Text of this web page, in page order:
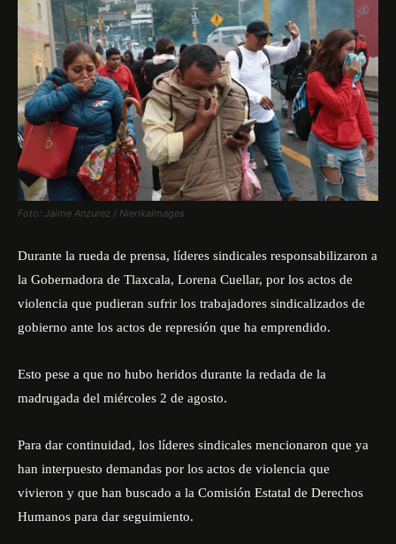
Foto: Jaime Anzurez / NierikaImages
Durante la rueda de prensa, líderes sindicales responsabilizaron a
la Gobernadora de Tlaxcala, Lorena Cuellar, por los actos de
violencia que pudieran sufrir los trabajadores sindicalizados de
gobierno ante los actos de represión que ha emprendido.
Esto pese a que no hubo heridos durante la redada de la
madrugada del miércoles 2 de agosto.
Para dar continuidad, los líderes sindicales mencionaron que ya
han interpuesto demandas por los actos de violencia que
vivieron y que han buscado a la Comisión Estatal de Derechos
Humanos para dar seguimiento.